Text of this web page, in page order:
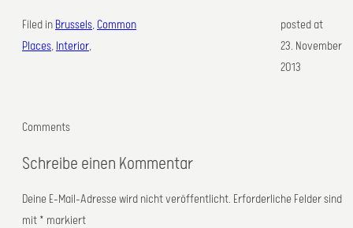
Filed in Brussels, Common
Places, Interior,
posted at
23. November
2013
Comments
Schreibe einen Kommentar
Deine E-Mail-Adresse wird nicht veröffentlicht. Erforderliche Felder sind
mit * markiert